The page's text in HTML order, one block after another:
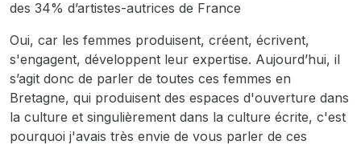
des 34% d’artistes-autrices de France
Oui, car les femmes produisent, créent, écrivent,
s'engagent, développent leur expertise. Aujourd’hui, il
s’agit donc de parler de toutes ces femmes en
Bretagne, qui produisent des espaces d'ouverture dans
la culture et singulièrement dans la culture écrite, c'est
pourquoi j'avais très envie de vous parler de ces